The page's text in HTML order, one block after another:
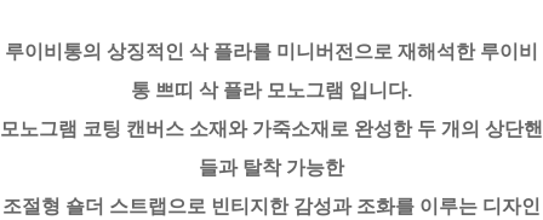
루이비통의 상징적인 삭 플라를 미니버전으로 재해석한 루이비
통 쁘띠 삭 플라 모노그램 입니다.
모노그램 코팅 캔버스 소재와 가죽소재로 완성한 두 개의 상단핸
들과 탈착 가능한
조절형 숄더 스트랩으로 빈티지한 감성과 조화를 이루는 디자인